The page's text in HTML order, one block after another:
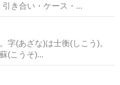
き合い・ケース・...
字(あざな)は士衡(しこう)。
(こうそ)...